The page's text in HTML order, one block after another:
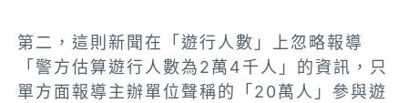
第二，這則新聞在「遊行人數」上忽略報導
「警方估算遊行人數為2萬4千人」的資訊，只
單方面報導主辦單位聲稱的「20萬人」參與遊